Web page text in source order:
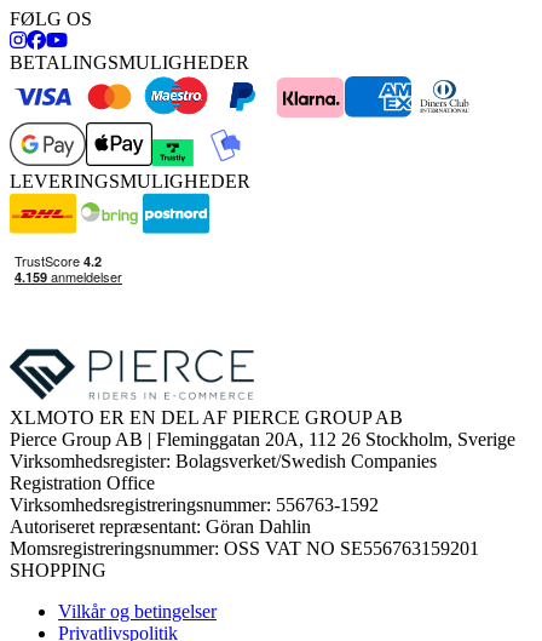
FØLG OS
BETALINGSMULIGHEDER
LEVERINGSMULIGHEDER
XLMOTO ER EN DEL AF PIERCE GROUP AB
Pierce Group AB | Fleminggatan 20A, 112 26 Stockholm, Sverige
Virksomhedsregister: Bolagsverket/Swedish Companies
Registration Office
Virksomhedsregistreringsnummer: 556763-1592
Autoriseret repræsentant: Göran Dahlin
Momsregistreringsnummer: OSS VAT NO SE556763159201
SHOPPING
Vilkår og betingelser
Privatlivspolitik